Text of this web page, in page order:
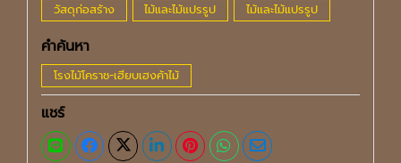
วัสดุก่อสร้าง ไม้และไม้แปรรูป ไม้และไม้แปรรูป
คำค้นหา
โรงไม้โคราช-เฮียบเฮงค้าไม้
แชร์